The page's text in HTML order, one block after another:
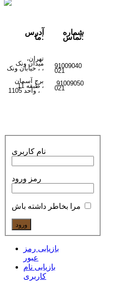
ما:
شماره
تماس:
میدان ونک
،خیابان ونک ،
برج آسمان
، طبقه 11
،
91009040
021
91009050
021
نام کاربری
رمز ورود
مرا بخاطر داشته باش
بازیابی رمز
عبور
بازیابی نام
کاربری